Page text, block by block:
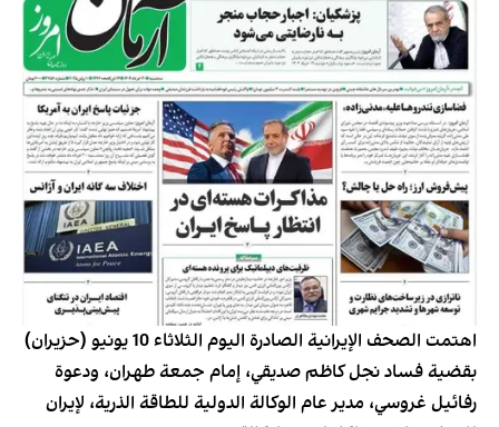
اهتمت الصحف الإيرانية الصادرة اليوم الثلاثاء 10 يونيو (حزيران)
بقضية فساد نجل كاظم صديقي، إمام جمعة طهران، ودعوة
رفائيل غروسي، مدير عام الوكالة الدولية للطاقة الذرية، لإيران